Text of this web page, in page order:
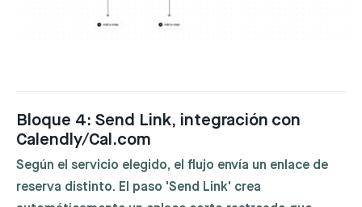
Bloque 4: Send Link, integración con
Calendly/Cal.com
Según el servicio elegido, el flujo envía un enlace de
reserva distinto. El paso 'Send Link' crea